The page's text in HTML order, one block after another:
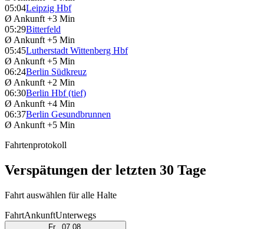
05:04Leipzig Hbf
Ø Ankunft +3 Min
05:29Bitterfeld
Ø Ankunft +5 Min
05:45Lutherstadt Wittenberg Hbf
Ø Ankunft +5 Min
06:24Berlin Südkreuz
Ø Ankunft +2 Min
06:30Berlin Hbf (tief)
Ø Ankunft +4 Min
06:37Berlin Gesundbrunnen
Ø Ankunft +5 Min
Fahrtenprotokoll
Verspätungen der letzten 30 Tage
Fahrt auswählen für alle Halte
FahrtAnkunftUnterwegs
Fr., 07.08.